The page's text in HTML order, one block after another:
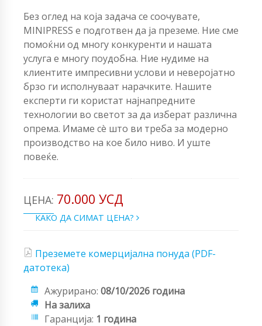
Без оглед на која задача се соочувате,
MINIPRESS е подготвен да ја преземе. Ние сме
помоќни од многу конкуренти и нашата
услуга е многу поудобна. Ние нудиме на
клиентите импресивни услови и неверојатно
брзо ги исполнуваат нарачките. Нашите
експерти ги користат најнапредните
технологии во светот за да изберат различна
опрема. Имаме сè што ви треба за модерно
производство на кое било ниво. И уште
повеќе.
ЦЕНА: 70.000 УСД
КАКО ДА СИМАТ ЦЕНА?
Преземете комерцијална понуда (PDF-
датотека)
Ажурирано: 08/10/2026 година
На залиха
Гаранција: 1 година